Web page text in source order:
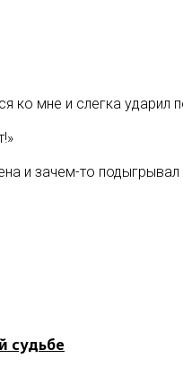
ко мне и слегка ударил
и зачем-то
судьбе